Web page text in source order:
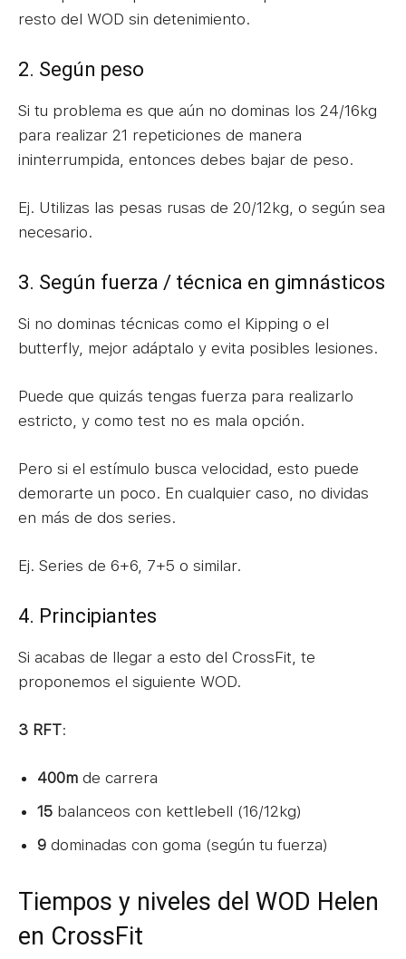
resto del WOD sin detenimiento.
2. Según peso
Si tu problema es que aún no dominas los 24/16kg
para realizar 21 repeticiones de manera
ininterrumpida, entonces debes bajar de peso.
Ej. Utilizas las pesas rusas de 20/12kg, o según sea
necesario.
3. Según fuerza / técnica en gimnásticos
Si no dominas técnicas como el Kipping o el
butterfly, mejor adáptalo y evita posibles lesiones.
Puede que quizás tengas fuerza para realizarlo
estricto, y como test no es mala opción.
Pero si el estímulo busca velocidad, esto puede
demorarte un poco. En cualquier caso, no dividas
en más de dos series.
Ej. Series de 6+6, 7+5 o similar.
4. Principiantes
Si acabas de llegar a esto del CrossFit, te
proponemos el siguiente WOD.
3 RFT:
400m de carrera
15 balanceos con kettlebell (16/12kg)
9 dominadas con goma (según tu fuerza)
Tiempos y niveles del WOD Helen
en CrossFit